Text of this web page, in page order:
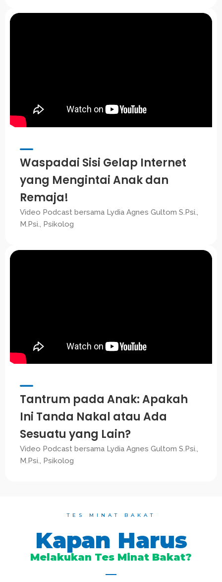
Waspadai Sisi Gelap Internet
yang Mengintai Anak dan
Remaja!
Video Podcast bersama Lydia Agnes Gultom S.Psi.,
M.Psi., Psikolog
Tantrum pada Anak: Apakah
Ini Tanda Nakal atau Ada
Sesuatu yang Lain?
Video Podcast bersama Lydia Agnes Gultom S.Psi.,
M.Psi., Psikolog
TES MINAT BAKAT
Kapan Harus
Melakukan Tes Minat Bakat?